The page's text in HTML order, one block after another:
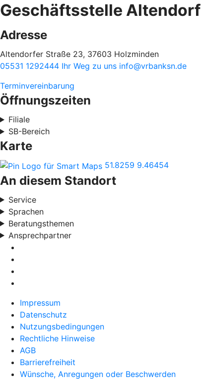
Geschäftsstelle Altendorf
Adresse
Altendorfer Straße 23, 37603 Holzminden
05531 1292444 Ihr Weg zu uns info@vrbanksn.de
Terminvereinbarung
Öffnungszeiten
Filiale
SB-Bereich
Karte
51.8259 9.46454
An diesem Standort
Service
Sprachen
Beratungsthemen
Ansprechpartner
Impressum
Datenschutz
Nutzungsbedingungen
Rechtliche Hinweise
AGB
Barrierefreiheit
Wünsche, Anregungen oder Beschwerden